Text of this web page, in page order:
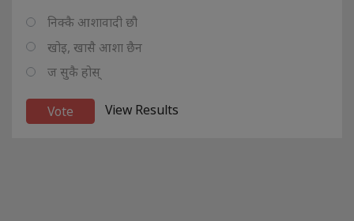
निक्कै आशावादी छौ
खोइ, खासै आशा छैन
ज सुकै होस्
View Results